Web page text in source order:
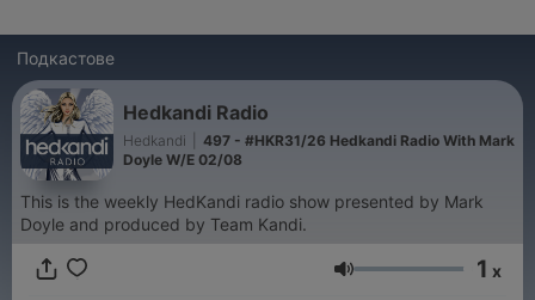
Подкастове
Hedkandi Radio
Hedkandi
497 - #HKR31/26 Hedkandi Radio With Mark
Doyle W/E 02/08
This is the weekly HedKandi radio show presented by Mark
Doyle and produced by Team Kandi.
Сила на звука
1 x